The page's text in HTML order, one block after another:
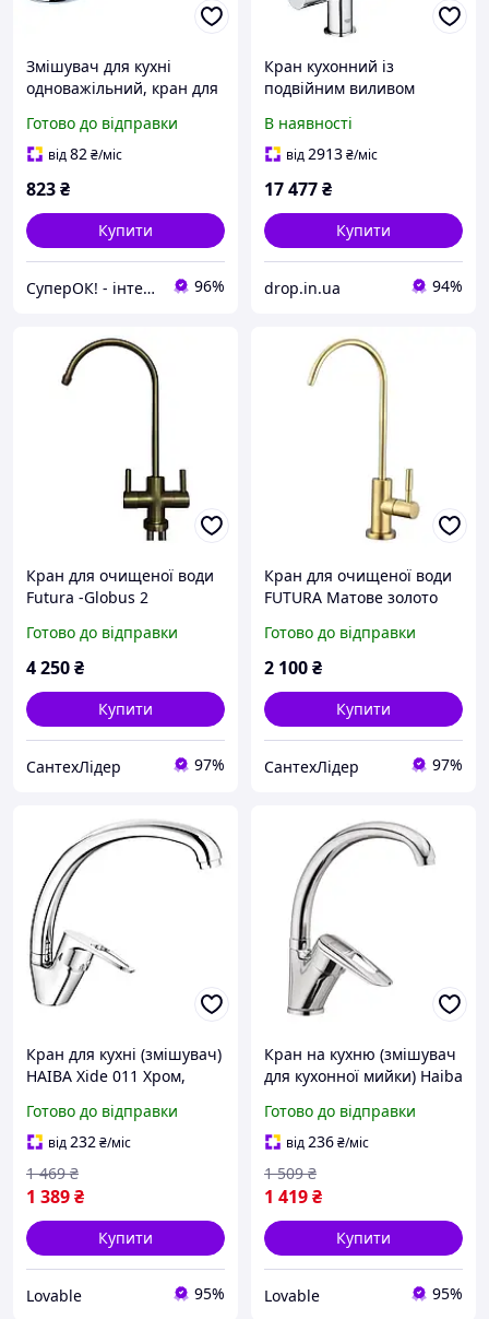
Змішувач для кухні
одноважільний, кран для
поворотний (латунь,
прямий вилив 150мм, на
Готово до відправки
від82₴/міс
823₴
Купити
СуперОК! - інтернет-магазин товарів для дому та роботи 96%
Кран кухонний із
подвійним виливом
хром латунь 61914
В наявності
від2913₴/міс
17 477₴
Купити
drop.in.ua 94%
Кран для очищеної води
Futura -Globus 2
Готово до відправки
4 250₴
Купити
СантехЛідер 97%
Кран для очищеної води
FUTURA Матове золото
Готово до відправки
2 100₴
Купити
СантехЛідер 97%
Кран для кухні (змішувач)
HAIBA Xide 011 Хром,
для кухонної мийки з
високим виливом
Готово до відправки
від232₴/міс
1 389₴
1 469 ₴
Купити
Lovable 95%
Кран на кухню (змішувач
для кухонної мийки) Haiba
одноважільний високий
хром
Готово до відправки
від236₴/міс
1 419₴
1 509 ₴
Купити
Lovable 95%